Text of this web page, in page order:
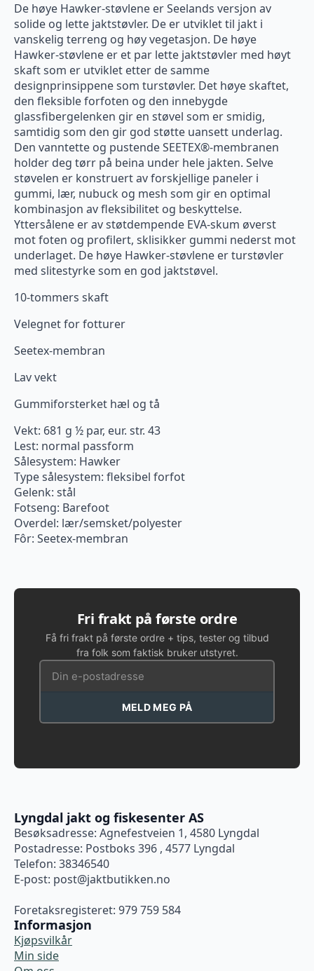
De høye Hawker-støvlene er Seelands versjon av
solide og lette jaktstøvler. De er utviklet til jakt i
vanskelig terreng og høy vegetasjon. De høye
Hawker-støvlene er et par lette jaktstøvler med høyt
skaft som er utviklet etter de samme
designprinsippene som turstøvler. Det høye skaftet,
den fleksible forfoten og den innebygde
glassfibergelenken gir en støvel som er smidig,
samtidig som den gir god støtte uansett underlag.
Den vanntette og pustende SEETEX®-membranen
holder deg tørr på beina under hele jakten. Selve
støvelen er konstruert av forskjellige paneler i
gummi, lær, nubuck og mesh som gir en optimal
kombinasjon av fleksibilitet og beskyttelse.
Yttersålene er av støtdempende EVA-skum øverst
mot foten og profilert, sklisikker gummi nederst mot
underlaget. De høye Hawker-støvlene er turstøvler
med slitestyrke som en god jaktstøvel.
10-tommers skaft
Velegnet for fotturer
Seetex-membran
Lav vekt
Gummiforsterket hæl og tå
Vekt: 681 g ½ par, eur. str. 43
Lest: normal passform
Sålesystem: Hawker
Type sålesystem: fleksibel forfot
Gelenk: stål
Fotseng: Barefoot
Overdel: lær/semsket/polyester
Fôr: Seetex-membran
Fri frakt på første ordre
Få fri frakt på første ordre + tips, tester og tilbud
fra folk som faktisk bruker utstyret.
MELD MEG PÅ
Lyngdal jakt og fiskesenter AS
Besøksadresse: Agnefestveien 1, 4580 Lyngdal
Postadresse: Postboks 396 , 4577 Lyngdal
Telefon: 38346540
E-post: post@jaktbutikken.no
Foretaksregisteret: 979 759 584
Informasjon
Kjøpsvilkår
Min side